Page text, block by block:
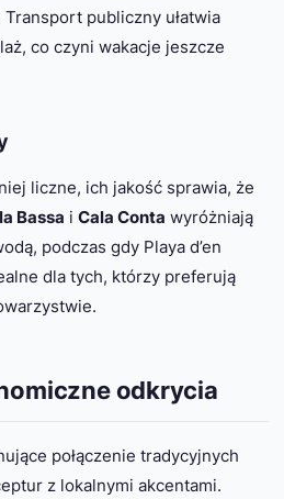
publiczny ułatwia
co czyni wakacje jeszcze
liczne, ich jakość sprawia, że
Bassa i Cala Conta wyróżniają
podczas gdy Playa d’en
dla tych, którzy preferują
odkrycia
połączenie tradycyjnych
z lokalnymi akcentami.